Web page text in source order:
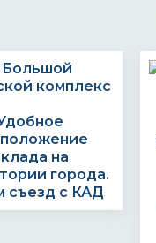
на
города.
съезд с КАД